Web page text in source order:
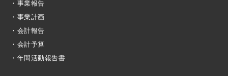
・事業報告
・事業計画
・会計報告
・会計予算
・年間活動報告書